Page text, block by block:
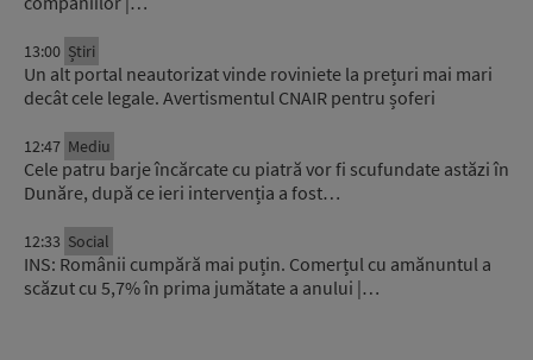
13:00 Știri
Un alt portal neautorizat vinde roviniete la prețuri mai mari
decât cele legale. Avertismentul CNAIR pentru șoferi
12:47 Mediu
Cele patru barje încărcate cu piatră vor fi scufundate astăzi în
Dunăre, după ce ieri intervenția a fost…
12:33 Social
INS: Românii cumpără mai puțin. Comerțul cu amănuntul a
scăzut cu 5,7% în prima jumătate a anului |…